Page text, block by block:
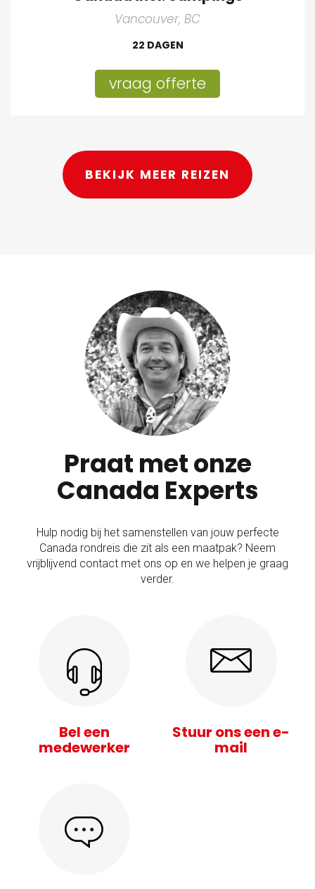
Vancouver, BC
22 DAGEN
vraag offerte
BEKIJK MEER REIZEN
Praat met onze
Canada Experts
Hulp nodig bij het samenstellen van jouw perfecte
Canada rondreis die zit als een maatpak? Neem
vrijblijvend contact met ons op en we helpen je graag
verder.
Bel een
medewerker
Stuur ons een e-
mail